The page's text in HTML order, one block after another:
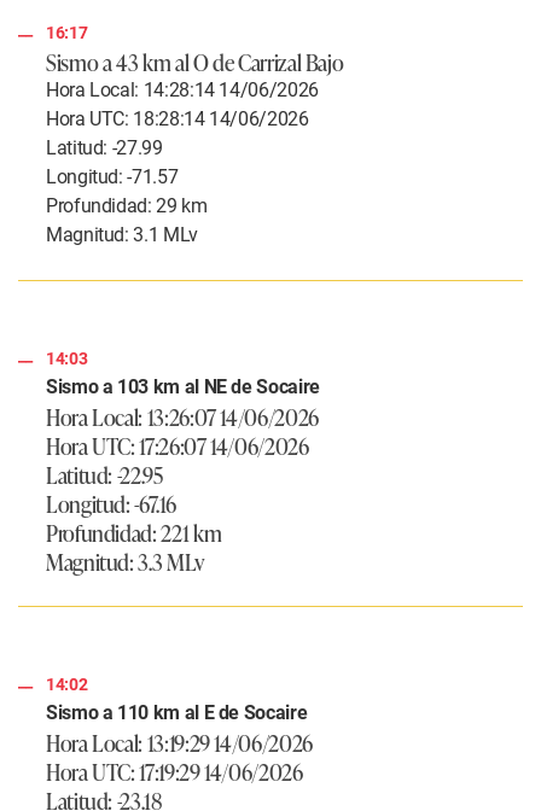
16:17
Sismo a 43 km al O de Carrizal Bajo
Hora Local: 14:28:14 14/06/2026
Hora UTC: 18:28:14 14/06/2026
Latitud: -27.99
Longitud: -71.57
Profundidad: 29 km
Magnitud: 3.1 MLv
14:03
Sismo a 103 km al NE de Socaire
Hora Local: 13:26:07 14/06/2026
Hora UTC: 17:26:07 14/06/2026
Latitud: -22.95
Longitud: -67.16
Profundidad: 221 km
Magnitud: 3.3 MLv
14:02
Sismo a 110 km al E de Socaire
Hora Local: 13:19:29 14/06/2026
Hora UTC: 17:19:29 14/06/2026
Latitud: -23.18